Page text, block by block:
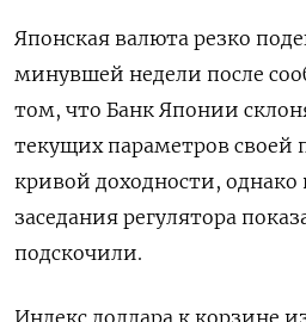
Японская валюта резко
минувшей недели после
том, что Банк Японии
текущих параметров своей
кривой доходности, однако
заседания регулятора
подскочили.
Индекс доллара к корзине